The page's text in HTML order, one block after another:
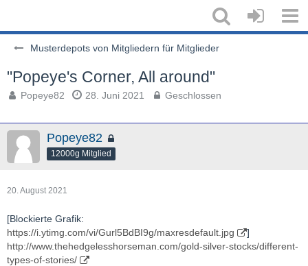
Musterdepots von Mitgliedern für Mitglieder
"Popeye's Corner, All around"
Popeye82 28. Juni 2021 Geschlossen
Popeye82
12000g Mitglied
20. August 2021
[Blockierte Grafik:
https://i.ytimg.com/vi/Gurl5BdBI9g/maxresdefault.jpg
]
http://www.thehedgelesshorseman.com/gold-silver-stocks/different-
types-of-stories/